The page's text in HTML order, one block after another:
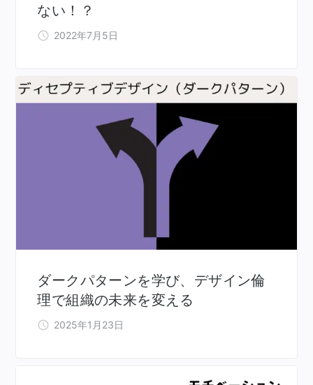
ない！？
2022年7月5日
ダークパターンを学び、デザイン倫
理で組織の未来を変える
2025年1月23日